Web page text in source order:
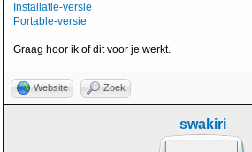
Installatie-versie
Portable-versie
Graag hoor ik of dit voor je werkt.
Website Zoek
swakiri